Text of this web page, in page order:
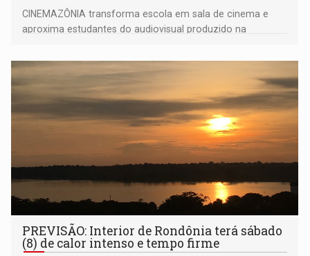
CINEMAZÔNIA transforma escola em sala de cinema e
aproxima estudantes do audiovisual produzido na
PREVISÃO: Interior de Rondônia terá sábado
(8) de calor intenso e tempo firme